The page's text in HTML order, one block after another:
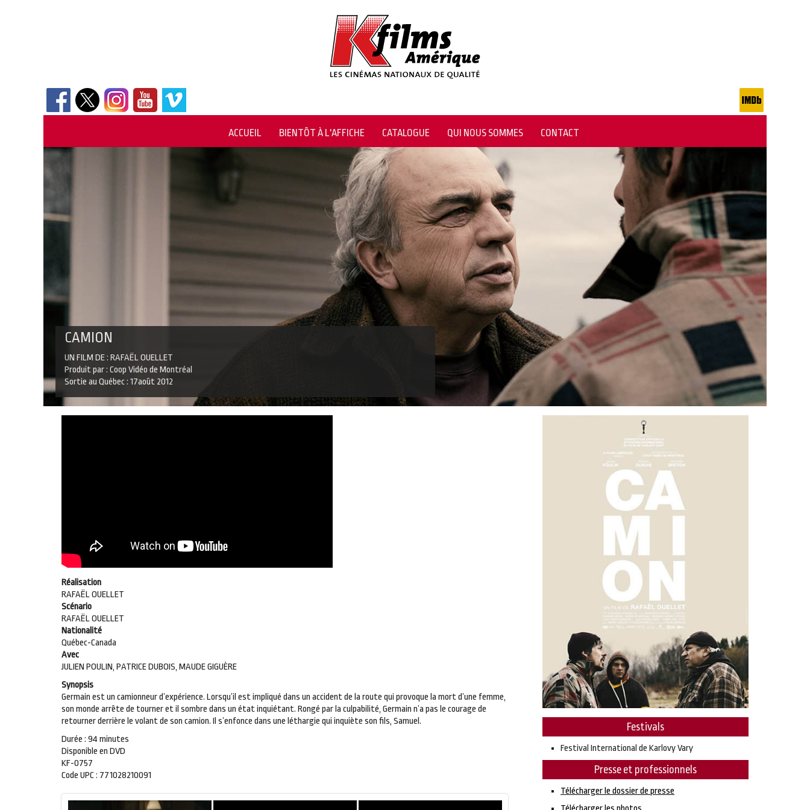
ACCUEIL BIENTÔT À L'AFFICHE CATALOGUE QUI NOUS SOMMES CONTACT
CAMION
UN FILM DE : RAFAËL OUELLET
Produit par : Coop Vidéo de Montréal
Sortie au Québec : 17août 2012
Réalisation
RAFAËL OUELLET
Scénario
RAFAËL OUELLET
Nationalité
Québec-Canada
Avec
JULIEN POULIN, PATRICE DUBOIS, MAUDE GIGUÈRE
Synopsis
Germain est un camionneur d’expérience. Lorsqu’il est impliqué dans un accident de la route qui provoque la mort d’une femme,
son monde arrête de tourner et il sombre dans un état inquiétant. Rongé par la culpabilité, Germain n’a pas le courage de
retourner derrière le volant de son camion. Il s’enfonce dans une léthargie qui inquiète son fils, Samuel.
Durée : 94 minutes
Disponible en DVD
KF-0757
Code UPC : 771028210091
Festivals
Festival International de Karlovy Vary
Presse et professionnels
Télécharger le dossier de presse